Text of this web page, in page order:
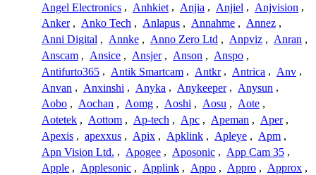
Angel Electronics , Anhkiet , Anjia , Anjiel , Anjvision ,
Anker , Anko Tech , Anlapus , Annahme , Annez ,
Anni Digital , Annke , Anno Zero Ltd , Anpviz , Anran ,
Anscam , Ansice , Ansjer , Anson , Anspo ,
Antifurto365 , Antik Smartcam , Antkr , Antrica , Anv ,
Anvan , Anxinshi , Anyka , Anykeeper , Anysun ,
Aobo , Aochan , Aomg , Aoshi , Aosu , Aote ,
Aotetek , Aottom , Ap-tech , Apc , Apeman , Aper ,
Apexis , apexxus , Apix , Apklink , Apleye , Apm ,
Apn Vision Ltd. , Apogee , Aposonic , App Cam 35 ,
Apple , Applesonic , Applink , Appo , Appro , Approx ,